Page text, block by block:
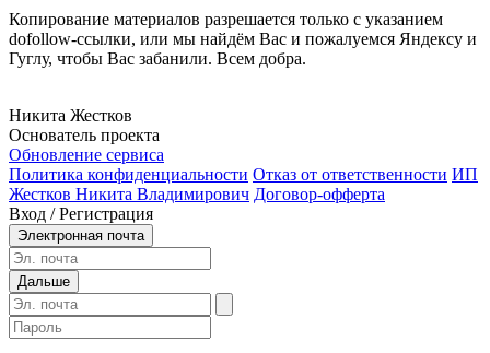
Копирование материалов разрешается только с указанием
dofollow-ссылки, или мы найдём Вас и пожалуемся Яндексу и
Гуглу, чтобы Вас забанили. Всем добра.
Никита Жестков
Основатель проекта
Обновление сервиса
Политика конфиденциальности Отказ от ответственности ИП
Жестков Никита Владимирович Договор-офферта
Вход / Регистрация
Электронная почта
Дальше